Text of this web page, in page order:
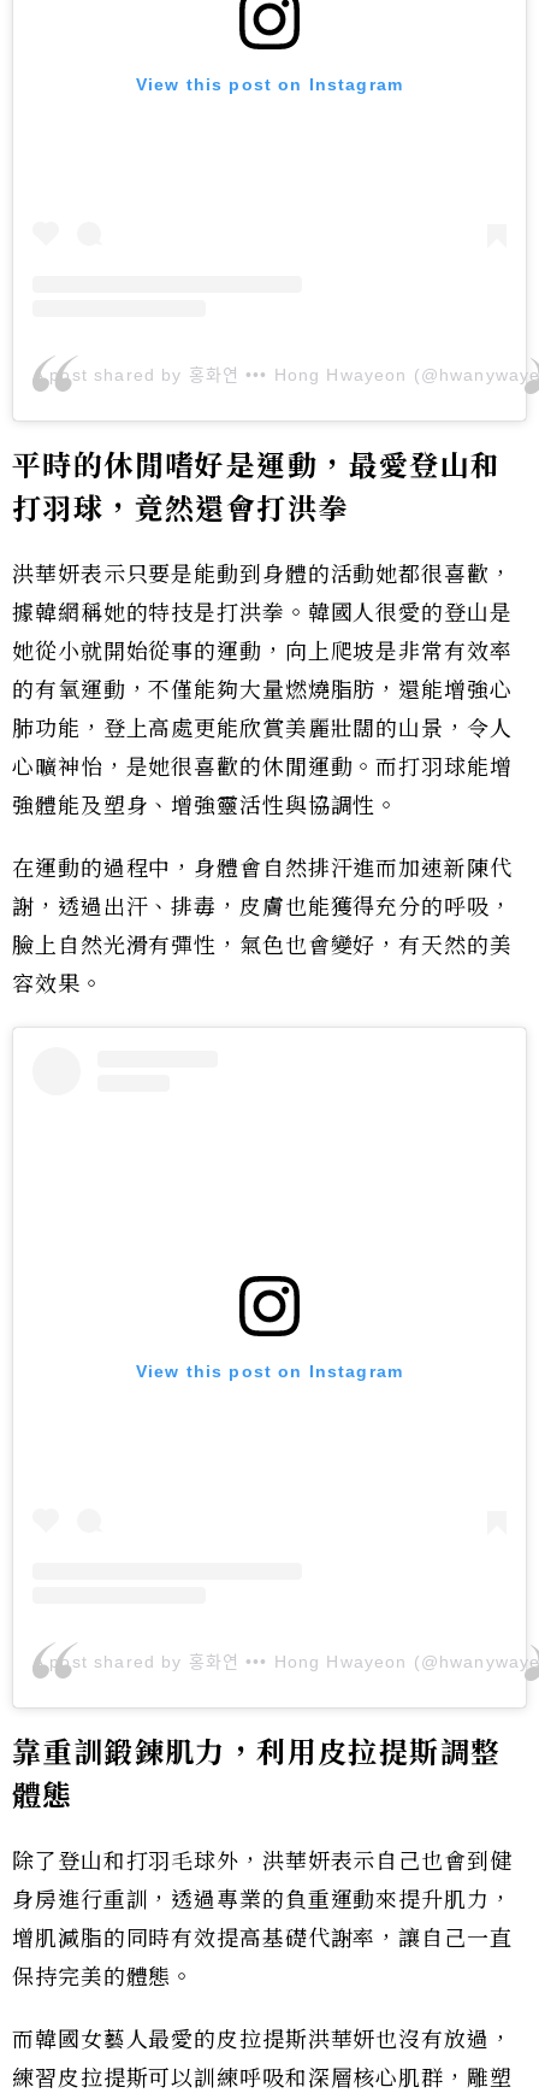
View this post on Instagram
A post shared by 홍화연 ••• Hong Hwayeon
平時的休閒嗜好是運動，最愛登山和
打羽球，竟然還會打洪拳
洪華妍表示只要是能動到身體的活動她都很喜歡，
據韓網稱她的特技是打洪拳。韓國人很愛的登山是
她從小就開始從事的運動，向上爬坡是非常有效率
的有氧運動，不僅能夠大量燃燒脂肪，還能增強心
肺功能，登上高處更能欣賞美麗壯闊的山景，令人
心曠神怡，是她很喜歡的休閒運動。而打羽球能增
強體能及塑身、增強靈活性與協調性。
在運動的過程中，身體會自然排汗進而加速新陳代
謝，透過出汗、排毒，皮膚也能獲得充分的呼吸，
臉上自然光滑有彈性，氣色也會變好，有天然的美
容效果。
View this post on Instagram
A post shared by 홍화연 ••• Hong Hwayeon
靠重訓鍛鍊肌力，利用皮拉提斯調整
體態
除了登山和打羽毛球外，洪華妍表示自己也會到健
身房進行重訓，透過專業的負重運動來提升肌力，
增肌減脂的同時有效提高基礎代謝率，讓自己一直
保持完美的體態。
而韓國女藝人最愛的皮拉提斯洪華妍也沒有放過，
練習皮拉提斯可以訓練呼吸和深層核心肌群，雕塑